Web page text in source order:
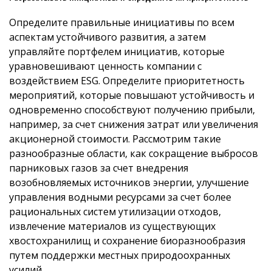
Определите правильные инициативы по всем
аспектам устойчивого развития, а затем
управляйте портфелем инициатив, которые
уравновешивают ценность компании с
воздействием ESG. Определите приоритетность
мероприятий, которые повышают устойчивость и
одновременно способствуют получению прибыли,
например, за счет снижения затрат или увеличения
акционерной стоимости. Рассмотрим такие
разнообразные области, как сокращение выбросов
парниковых газов за счет внедрения
возобновляемых источников энергии, улучшение
управления водными ресурсами за счет более
рациональных систем утилизации отходов,
извлечение материалов из существующих
хвостохранилищ и сохранение биоразнообразия
путем поддержки местных природоохранных